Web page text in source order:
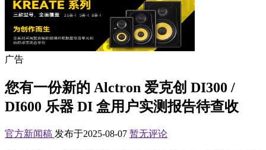
广告
您有一份新的 Alctron 爱克创 DI300 /
DI600 乐器 DI 盒用户实测报告待查收
官方新闻稿 发布于2025-08-07 暂无评论